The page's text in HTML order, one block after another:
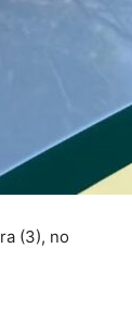
(3), no